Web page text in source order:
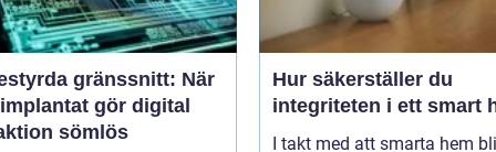
gränssnitt: När
gör digital
sömlös
Hur säkerställer du
integriteten i ett smart
I takt med att smarta hem